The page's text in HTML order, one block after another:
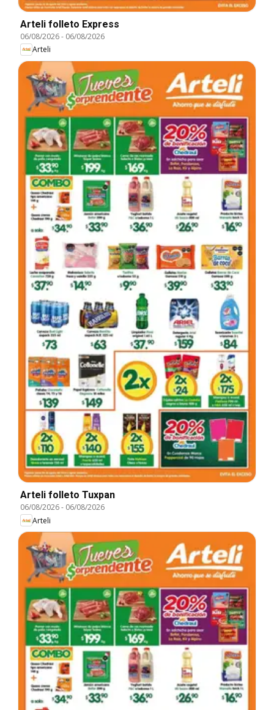
Arteli folleto Express
06/08/2026- 06/08/2026
Arteli
Arteli folleto Tuxpan
06/08/2026- 06/08/2026
Arteli